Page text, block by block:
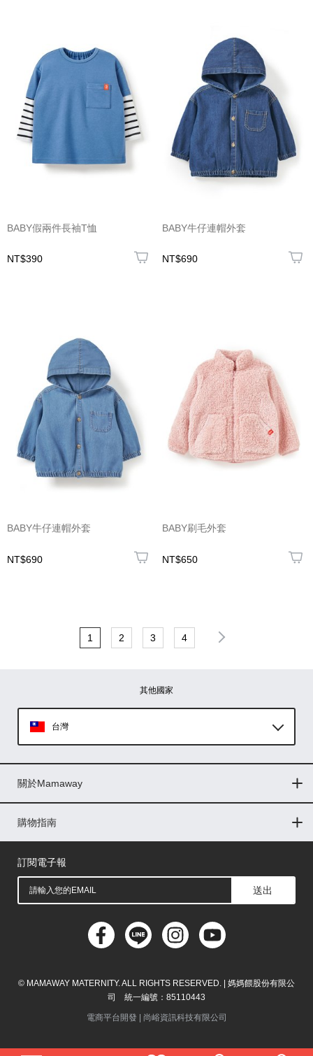
BABY假兩件長袖T恤
NT$390
BABY牛仔連帽外套
NT$690
BABY牛仔連帽外套
NT$690
BABY刷毛外套
NT$650
1 2 3 4
其他國家
台灣
印尼
菲律賓
馬來西亞
關於Mamaway
門市據點
最新消息
品牌故事
人力招募
媒體花絮
隱私權聲明
CSR企業社會責任
購物指南
購物常見問題
退換貨問題
購買儲值金
發票問題
會員權益
線上留言
訂閱電子報
送出
© MAMAWAY MATERNITY. ALL RIGHTS RESERVED. | 媽媽餵股份有限公
司 統一編號：85110443
電商平台開發 | 尚峪資訊科技有限公司